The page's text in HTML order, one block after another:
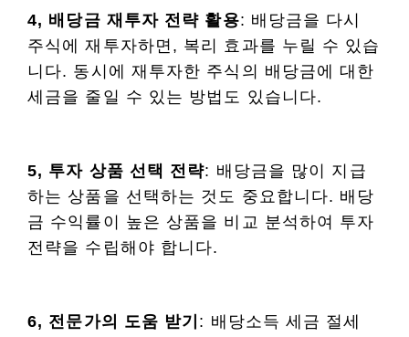
4, 배당금 재투자 전략 활용: 배당금을 다시
주식에 재투자하면, 복리 효과를 누릴 수 있습
니다. 동시에 재투자한 주식의 배당금에 대한
세금을 줄일 수 있는 방법도 있습니다.
5, 투자 상품 선택 전략: 배당금을 많이 지급
하는 상품을 선택하는 것도 중요합니다. 배당
금 수익률이 높은 상품을 비교 분석하여 투자
전략을 수립해야 합니다.
6, 전문가의 도움 받기 : 배당소득 세금 절세